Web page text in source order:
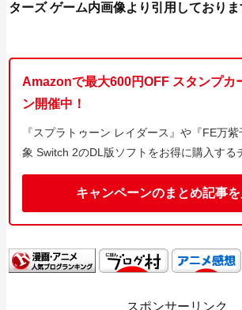
ターズ ゲーム内画像より引用しており
Amazonで最大600円OFF スタンプカ
ン開催中！
『スプラトゥーン レイダース』や『FE万
象 Switch 2のDL版ソフトをお得に購入する
キャンペーンのまとめ記事
スポンサーリンク